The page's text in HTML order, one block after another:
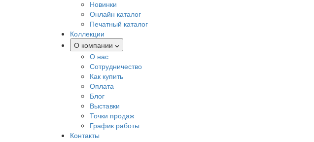
Новинки
Онлайн каталог
Печатный каталог
Коллекции
О компании
О нас
Сотрудничество
Как купить
Оплата
Блог
Выставки
Точки продаж
График работы
Контакты